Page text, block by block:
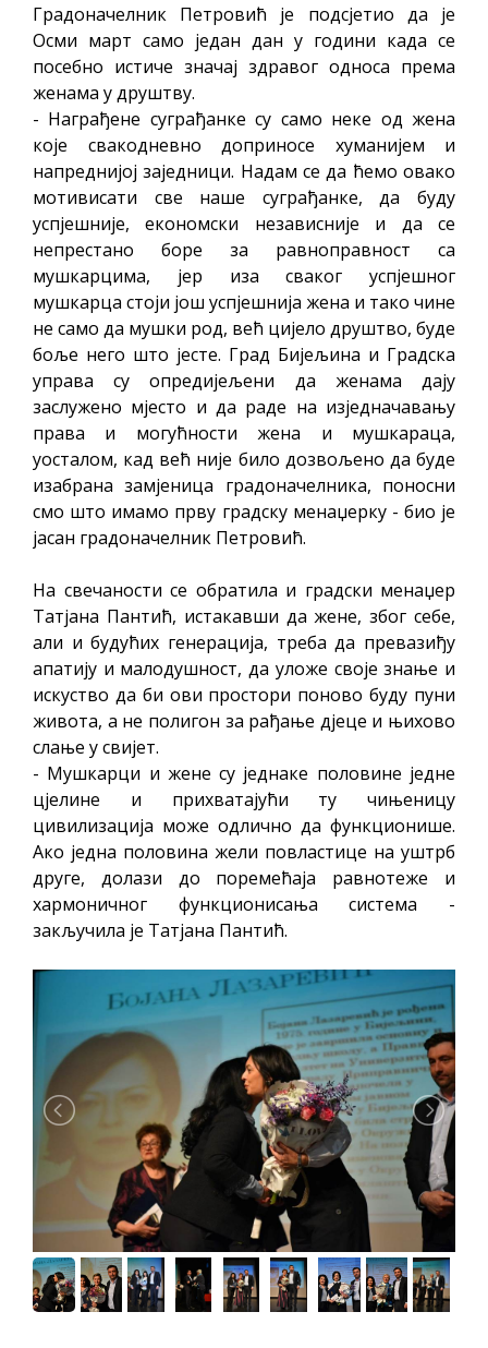
Градоначелник Петровић је подсјетио да је
Осми март само један дан у години када се
посебно истиче значај здравог односа према
женама у друштву.
- Награђене суграђанке су само неке од жена
које свакодневно доприносе хуманијем и
напреднијој заједници. Надам се да ћемо овако
мотивисати све наше суграђанке, да буду
успјешније, економски независније и да се
непрестано боре за равноправност са
мушкарцимa, јер иза сваког успјешног
мушкарца стоји још успјешнија жена и тако чине
не само да мушки род, већ цијело друштво, буде
боље него што јесте. Град Бијељина и Градска
управа су опредијељени да женама дају
заслужено мјесто и да раде на изједначавању
права и могућности жена и мушкараца,
уосталом, кад већ није било дозвољено да буде
изабрана замјеница градоначелника, поносни
смо што имамо прву градску менаџерку - био је
јасан градоначелник Петровић.
На свечаности се обратила и градски менаџер
Татјана Пантић, истакавши да жене, због себе,
али и будућих генерација, треба да превазиђу
апатију и малодушност, да уложе своје знање и
искуство да би ови простори поново буду пуни
живота, а не полигон за рађање дјеце и њихово
слање у свијет.
- Мушкарци и жене су једнаке половине једне
цјелине и прихватајући ту чињеницу
цивилизација може одлично да функционише.
Ако једна половина жели повластице на уштрб
друге, долази до поремећаја равнотеже и
хармоничног функционисања система -
закључила је Татјана Пантић.